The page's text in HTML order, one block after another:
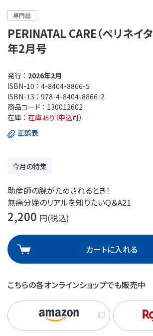
専門誌
PERINATAL CARE（ペリネイ
年2月号
発行 ： 2026年2月
ISBN-10 ： 4-8404-8866-5
ISBN-13 ： 978-4-8404-8866-2
商品コード ： 130012602
在庫 ： 在庫あり（申込可）
正誤表
今月の特集
助産師の腕がためされるとき！
無痛分娩のリアルを知りたいQ＆A21
2,200 円(税込)
カートに入れる
こちらの各オンラインショップでも販売中